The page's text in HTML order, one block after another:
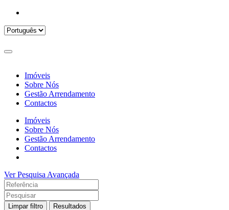
Imóveis
Sobre Nós
Gestão Arrendamento
Contactos
Imóveis
Sobre Nós
Gestão Arrendamento
Contactos
Ver Pesquisa Avançada
Limpar filtro Resultados